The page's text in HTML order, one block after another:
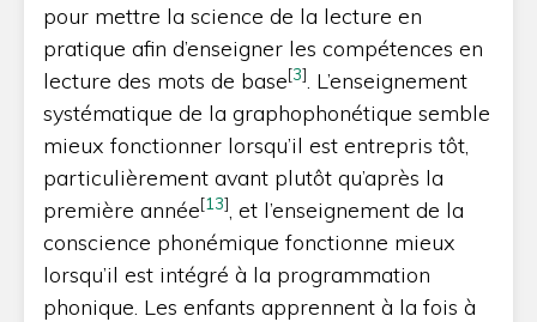
pour mettre la science de la lecture en
pratique afin d’enseigner les compétences en
lecture des mots de base[3]. L’enseignement
systématique de la graphophonétique semble
mieux fonctionner lorsqu’il est entrepris tôt,
particulièrement avant plutôt qu’après la
première année[13], et l’enseignement de la
conscience phonémique fonctionne mieux
lorsqu’il est intégré à la programmation
phonique. Les enfants apprennent à la fois à